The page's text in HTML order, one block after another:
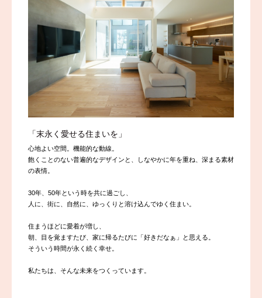
「末永く愛せる住まいを」
心地よい空間。機能的な動線。
飽くことのない普遍的なデザインと、しなやかに年を重ね、深まる素材
の表情。
30年、50年という時を共に過ごし、
人に、街に、自然に、ゆっくりと溶け込んでゆく住まい。
住まうほどに愛着が増し、
朝、目を覚ますたび、家に帰るたびに「好きだなぁ」と思える。
そういう時間が永く続く幸せ。
私たちは、そんな未来をつくっています。